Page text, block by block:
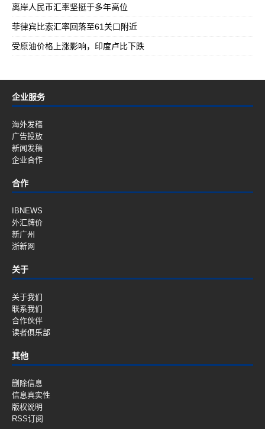
离岸人民币汇率坚挺于多年高位
菲律宾比索汇率回落至61关口附近
受原油价格上涨影响，印度卢比下跌
企业服务
海外发稿
广告投放
新闻发稿
企业合作
合作
IBNEWS
外汇牌价
新广州
浙新网
关于
关于我们
联系我们
合作伙伴
读者俱乐部
其他
删除信息
信息真实性
版权说明
RSS订阅